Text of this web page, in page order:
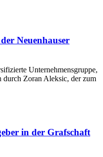
Neuenhauser
Unternehmensgruppe,
durch Zoran Aleksic, der zum
in der Grafschaft